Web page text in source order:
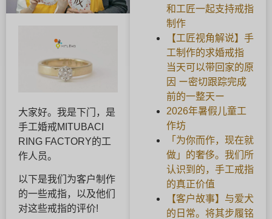
大家好。我是下门，是
手工婚戒MITUBACI
RING FACTORY的工
作人员。
以下是我们为客户制作
的一些戒指，以及他们
对这些戒指的评价!
和工匠一起支持戒指
制作
【工匠视角解说】手
工制作的求婚戒指
当天可以带回家的原
因 ー密切跟踪完成
前的一整天ー
2026年暑假儿童工
作坊
「为你而作，现在就
做」的奢侈。我们所
认识到的，手工戒指
的真正价值
【客户故事】与爱犬
的日常。将其步履铭